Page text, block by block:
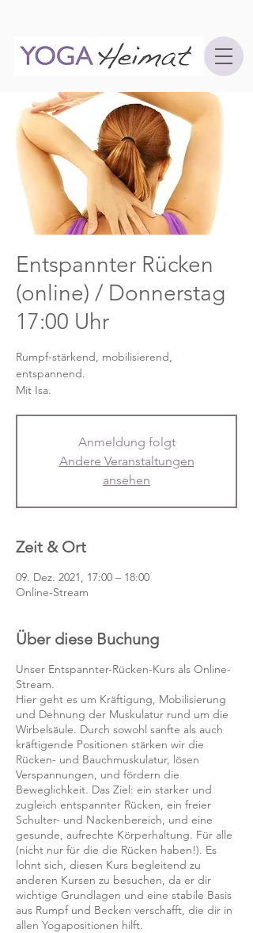
Entspannter Rücken
(online) / Donnerstag
17:00 Uhr
Rumpf-stärkend, mobilisierend,
entspannend.
Mit Isa.
Anmeldung folgt
Andere Veranstaltungen
ansehen
Zeit & Ort
09. Dez. 2021, 17:00 – 18:00
Online-Stream
Über diese Buchung
Unser Entspannter-Rücken-Kurs als Online-
Stream.
Hier geht es um Kräftigung, Mobilisierung
und Dehnung der Muskulatur rund um die
Wirbelsäule. Durch sowohl sanfte als auch
kräftigende Positionen stärken wir die
Rücken- und Bauchmuskulatur, lösen
Verspannungen, und fördern die
Beweglichkeit. Das Ziel: ein starker und
zugleich entspannter Rücken, ein freier
Schulter- und Nackenbereich, und eine
gesunde, aufrechte Körperhaltung. Für alle
(nicht nur für die die Rücken haben!). Es
lohnt sich, diesen Kurs begleitend zu
anderen Kursen zu besuchen, da er dir
wichtige Grundlagen und eine stabile Basis
aus Rumpf und Becken verschafft, die dir in
allen Yogapositionen hilft.